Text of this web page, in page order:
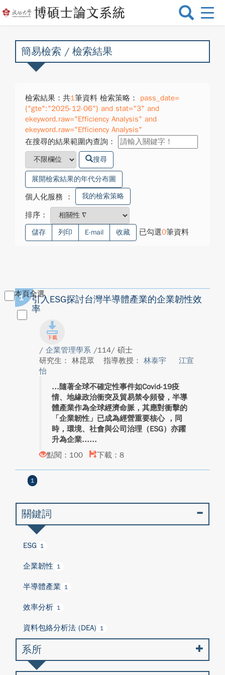
選
換
簡易檢索 / 檢索結果
檢索結果：共1筆資料 檢索策略：
pass_date=
{"gte":"2025-12-06"} and stat="3" and
ekeyword.raw="Efficiency Analysis" and
ekeyword.raw="Efficiency Analysis"
在搜尋的結果範圍內查詢：
搜尋
展開檢索結果的年代分布圖
個人化服務 ： 我的檢索策略
排序：
儲存 列印 E-mail 收藏 已勾選0筆資料
本頁全選
1
引入ESG探討台灣半導體產業的企業韌性效
率
/ 企業管理學系 /114/ 碩士
研究生： 林昆眾
指導教授： 林泰宇
江宣
怡
隨著全球不確定性事件如Covid-19疫
情、地緣政治衝突及貿易禁令頻發，半導
體產業作為全球經濟命脈，其應對衝擊的
「企業韌性」已成為經營重要核心 ，同
時，環境、社會與公司治理（ESG）亦躍
升為企業...
點閱：100
下載：8
1
關鍵詞
ESG 1
企業韌性 1
半導體產業 1
效率分析 1
資料包絡分析法 (DEA) 1
系所